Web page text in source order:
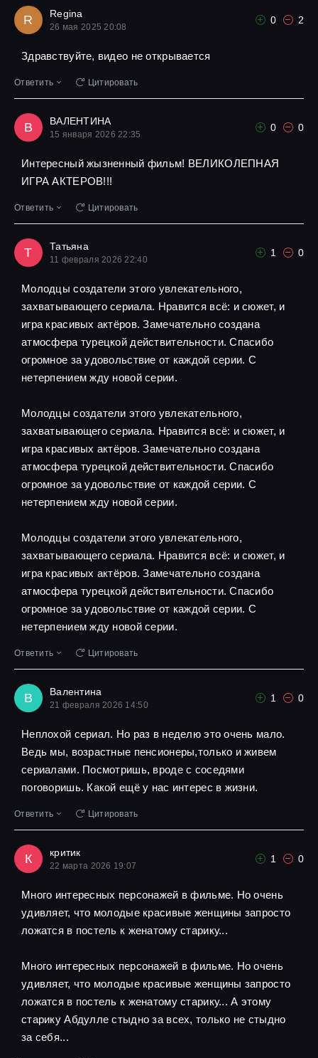
R Regina
26 мая 2025 20:08
0 2
Здравствуйте, видео не открывается
Ответить Цитировать
В ВАЛЕНТИНА
15 января 2026 22:35
0 0
Интересный жызненный фильм! ВЕЛИКОЛЕПНАЯ
ИГРА АКТЕРОВ!!!
Ответить Цитировать
Т Татьяна
11 февраля 2026 22:40
1 0
Молодцы создатели этого увлекательного,
захватывающего сериала. Нравится всё: и сюжет, и
игра красивых актёров. Замечательно создана
атмосфера турецкой действительности. Спасибо
огромное за удовольствие от каждой серии. С
нетерпением жду новой серии.
Молодцы создатели этого увлекательного,
захватывающего сериала. Нравится всё: и сюжет, и
игра красивых актёров. Замечательно создана
атмосфера турецкой действительности. Спасибо
огромное за удовольствие от каждой серии. С
нетерпением жду новой серии.
Молодцы создатели этого увлекательного,
захватывающего сериала. Нравится всё: и сюжет, и
игра красивых актёров. Замечательно создана
атмосфера турецкой действительности. Спасибо
огромное за удовольствие от каждой серии. С
нетерпением жду новой серии.
Ответить Цитировать
В Валентина
21 февраля 2026 14:50
1 0
Неплохой сериал. Но раз в неделю это очень мало.
Ведь мы, возрастные пенсионеры,только и живем
сериалами. Посмотришь, вроде с соседями
поговоришь. Какой ещё у нас интерес в жизни.
Ответить Цитировать
К критик
22 марта 2026 19:07
1 0
Много интересных персонажей в фильме. Но очень
удивляет, что молодые красивые женщины запросто
ложатся в постель к женатому старику...
Много интересных персонажей в фильме. Но очень
удивляет, что молодые красивые женщины запросто
ложатся в постель к женатому старику... А этому
старику Абдулле стыдно за всех, только не стыдно
за себя...